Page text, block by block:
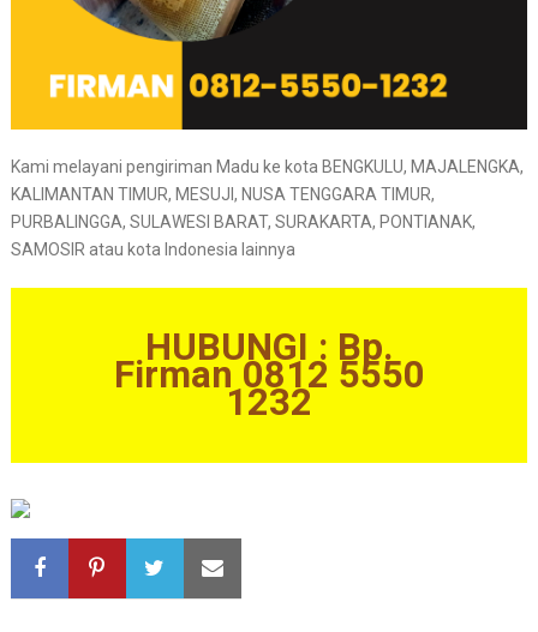
Kami melayani pengiriman Madu ke kota BENGKULU, MAJALENGKA,
KALIMANTAN TIMUR, MESUJI, NUSA TENGGARA TIMUR,
PURBALINGGA, SULAWESI BARAT, SURAKARTA, PONTIANAK,
SAMOSIR atau kota Indonesia lainnya
HUBUNGI : Bp.
Firman 0812 5550
1232